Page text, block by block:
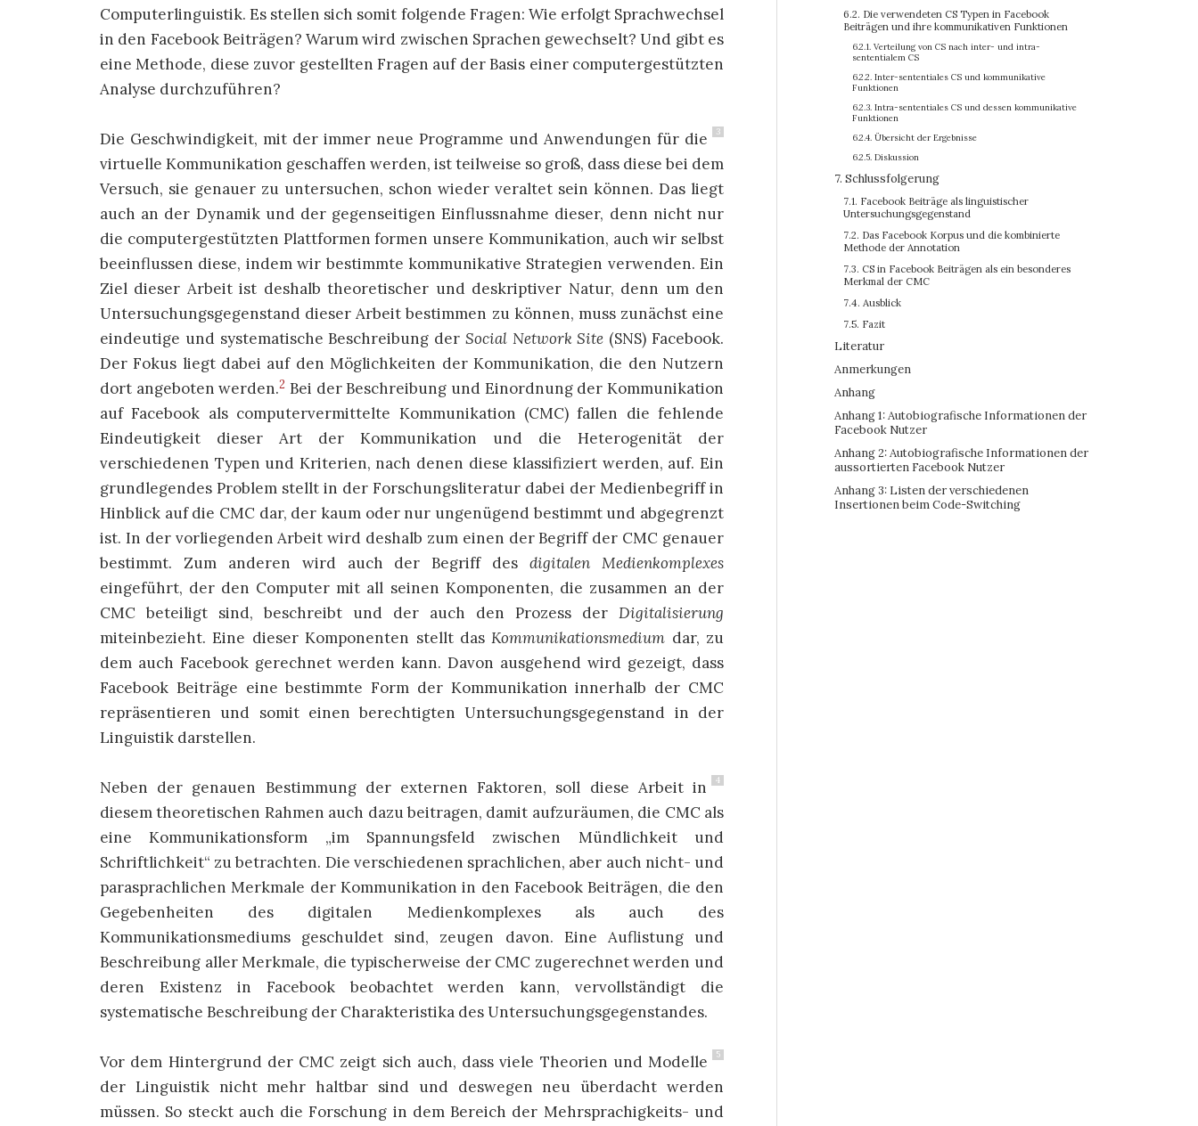
Computerlinguistik. Es stellen sich somit folgende Fragen: Wie erfolgt Sprachwechsel
in den Facebook Beiträgen? Warum wird zwischen Sprachen gewechselt? Und gibt es
eine Methode, diese zuvor gestellten Fragen auf der Basis einer computergestützten
Analyse durchzuführen?
3
Die Geschwindigkeit, mit der immer neue Programme und Anwendungen für die
virtuelle Kommunikation geschaffen werden, ist teilweise so groß, dass diese bei dem
Versuch, sie genauer zu untersuchen, schon wieder veraltet sein können. Das liegt
auch an der Dynamik und der gegenseitigen Einflussnahme dieser, denn nicht nur
die computergestützten Plattformen formen unsere Kommunikation, auch wir selbst
beeinflussen diese, indem wir bestimmte kommunikative Strategien verwenden. Ein
Ziel dieser Arbeit ist deshalb theoretischer und deskriptiver Natur, denn um den
Untersuchungsgegenstand dieser Arbeit bestimmen zu können, muss zunächst eine
eindeutige und systematische Beschreibung der Social Network Site (SNS) Facebook.
Der Fokus liegt dabei auf den Möglichkeiten der Kommunikation, die den Nutzern
dort angeboten werden.2 Bei der Beschreibung und Einordnung der Kommunikation
auf Facebook als computervermittelte Kommunikation (CMC) fallen die fehlende
Eindeutigkeit dieser Art der Kommunikation und die Heterogenität der
verschiedenen Typen und Kriterien, nach denen diese klassifiziert werden, auf. Ein
grundlegendes Problem stellt in der Forschungsliteratur dabei der Medienbegriff in
Hinblick auf die CMC dar, der kaum oder nur ungenügend bestimmt und abgegrenzt
ist. In der vorliegenden Arbeit wird deshalb zum einen der Begriff der CMC genauer
bestimmt. Zum anderen wird auch der Begriff desdigitalen Medienkomplexes
eingeführt, der den Computer mit all seinen Komponenten, die zusammen an der
CMC beteiligt sind, beschreibt und der auch den Prozess der Digitalisierung
miteinbezieht. Eine dieser Komponenten stellt dasKommunikationsmedium dar, zu
dem auch Facebook gerechnet werden kann. Davon ausgehend wird gezeigt, dass
Facebook Beiträge eine bestimmte Form der Kommunikation innerhalb der CMC
repräsentieren und somit einen berechtigten Untersuchungsgegenstand in der
Linguistik darstellen.
4
Neben der genauen Bestimmung der externen Faktoren, soll diese Arbeit in
diesem theoretischen Rahmen auch dazu beitragen, damit aufzuräumen, die CMC als
eine Kommunikationsform „im Spannungsfeld zwischen Mündlichkeit und
Schriftlichkeit“ zu betrachten. Die verschiedenen sprachlichen, aber auch nicht- und
parasprachlichen Merkmale der Kommunikation in den Facebook Beiträgen, die den
Gegebenheiten des digitalen Medienkomplexes als auch des
Kommunikationsmediums geschuldet sind, zeugen davon. Eine Auflistung und
Beschreibung aller Merkmale, die typischerweise der CMC zugerechnet werden und
deren Existenz in Facebook beobachtet werden kann, vervollständigt die
systematische Beschreibung der Charakteristika des Untersuchungsgegenstandes.
5
Vor dem Hintergrund der CMC zeigt sich auch, dass viele Theorien und Modelle
der Linguistik nicht mehr haltbar sind und deswegen neu überdacht werden
müssen. So steckt auch die Forschung in dem Bereich der Mehrsprachigkeits- und
6.2. Die verwendeten CS Typen in Facebook
Beiträgen und ihre kommunikativen Funktionen
6.2.1. Verteilung von CS nach inter- und intra-
sententialem CS
6.2.2. Inter-sententiales CS und kommunikative
Funktionen
6.2.3. Intra-sententiales CS und dessen kommunikative
Funktionen
6.2.4. Übersicht der Ergebnisse
6.2.5. Diskussion
7. Schlussfolgerung
7.1. Facebook Beiträge als linguistischer
Untersuchungsgegenstand
7.2. Das Facebook Korpus und die kombinierte
Methode der Annotation
7.3. CS in Facebook Beiträgen als ein besonderes
Merkmal der CMC
7.4. Ausblick
7.5. Fazit
Literatur
Anmerkungen
Anhang
Anhang 1: Autobiografische Informationen der
Facebook Nutzer
Anhang 2: Autobiografische Informationen der
aussortierten Facebook Nutzer
Anhang 3: Listen der verschiedenen
Insertionen beim Code-Switching